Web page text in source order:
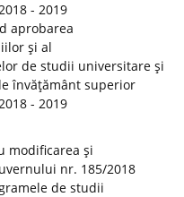
- 2019
aprobarea
şi al
de studii universitare şi
învăţământ superior
- 2019
modificarea şi
nr. 185/2018
de studii